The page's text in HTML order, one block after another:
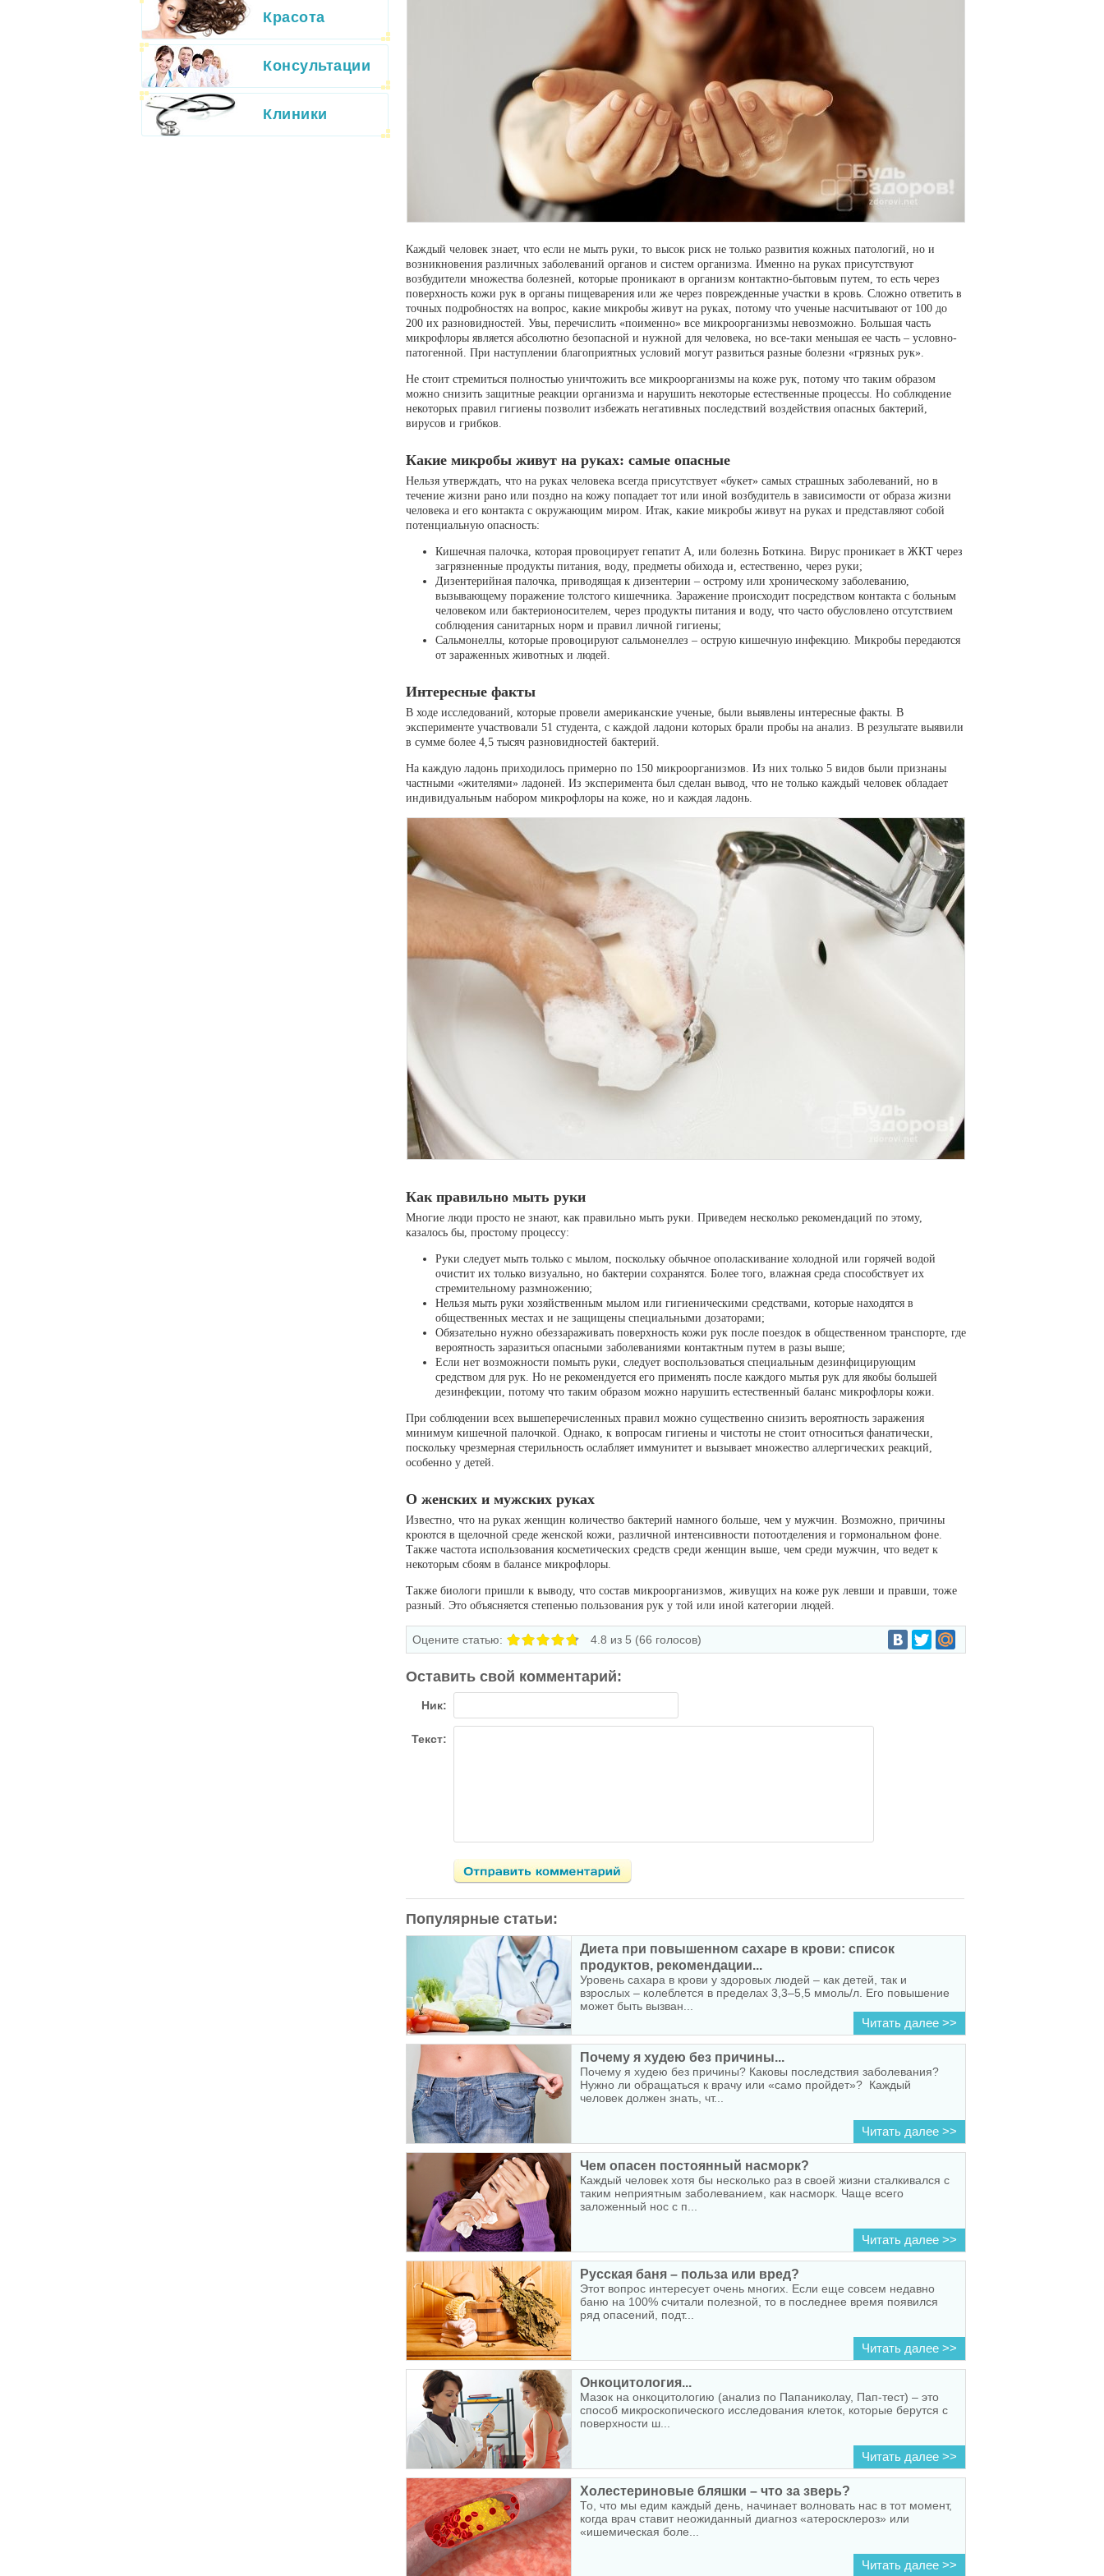
Каждый человек знает, что если не мыть руки, то высок риск не только развития кожных патологий, но и
возникновения различных заболеваний органов и систем организма. Именно на руках присутствуют
возбудители множества болезней, которые проникают в организм контактно-бытовым путем, то есть через
поверхность кожи рук в органы пищеварения или же через поврежденные участки в кровь. Сложно ответить в
точных подробностях на вопрос, какие микробы живут на руках, потому что ученые насчитывают от 100 до
200 их разновидностей. Увы, перечислить «поименно» все микроорганизмы невозможно. Большая часть
микрофлоры является абсолютно безопасной и нужной для человека, но все-таки меньшая ее часть – условно-
патогенной. При наступлении благоприятных условий могут развиться разные болезни «грязных рук».
Не стоит стремиться полностью уничтожить все микроорганизмы на коже рук, потому что таким образом
можно снизить защитные реакции организма и нарушить некоторые естественные процессы. Но соблюдение
некоторых правил гигиены позволит избежать негативных последствий воздействия опасных бактерий,
вирусов и грибков.
Какие микробы живут на руках: самые опасные
Нельзя утверждать, что на руках человека всегда присутствует «букет» самых страшных заболеваний, но в
течение жизни рано или поздно на кожу попадает тот или иной возбудитель в зависимости от образа жизни
человека и его контакта с окружающим миром. Итак, какие микробы живут на руках и представляют собой
потенциальную опасность:
Кишечная палочка, которая провоцирует гепатит А, или болезнь Боткина. Вирус проникает в ЖКТ через
загрязненные продукты питания, воду, предметы обихода и, естественно, через руки;
Дизентерийная палочка, приводящая к дизентерии – острому или хроническому заболеванию,
вызывающему поражение толстого кишечника. Заражение происходит посредством контакта с больным
человеком или бактерионосителем, через продукты питания и воду, что часто обусловлено отсутствием
соблюдения санитарных норм и правил личной гигиены;
Сальмонеллы, которые провоцируют сальмонеллез – острую кишечную инфекцию. Микробы передаются
от зараженных животных и людей.
Интересные факты
В ходе исследований, которые провели американские ученые, были выявлены интересные факты. В
эксперименте участвовали 51 студента, с каждой ладони которых брали пробы на анализ. В результате выявили
в сумме более 4,5 тысяч разновидностей бактерий.
На каждую ладонь приходилось примерно по 150 микроорганизмов. Из них только 5 видов были признаны
частными «жителями» ладоней. Из эксперимента был сделан вывод, что не только каждый человек обладает
индивидуальным набором микрофлоры на коже, но и каждая ладонь.
Как правильно мыть руки
Многие люди просто не знают, как правильно мыть руки. Приведем несколько рекомендаций по этому,
казалось бы, простому процессу:
Руки следует мыть только с мылом, поскольку обычное ополаскивание холодной или горячей водой
очистит их только визуально, но бактерии сохранятся. Более того, влажная среда способствует их
стремительному размножению;
Нельзя мыть руки хозяйственным мылом или гигиеническими средствами, которые находятся в
общественных местах и не защищены специальными дозаторами;
Обязательно нужно обеззараживать поверхность кожи рук после поездок в общественном транспорте, где
вероятность заразиться опасными заболеваниями контактным путем в разы выше;
Если нет возможности помыть руки, следует воспользоваться специальным дезинфицирующим
средством для рук. Но не рекомендуется его применять после каждого мытья рук для якобы большей
дезинфекции, потому что таким образом можно нарушить естественный баланс микрофлоры кожи.
При соблюдении всех вышеперечисленных правил можно существенно снизить вероятность заражения
минимум кишечной палочкой. Однако, к вопросам гигиены и чистоты не стоит относиться фанатически,
поскольку чрезмерная стерильность ослабляет иммунитет и вызывает множество аллергических реакций,
особенно у детей.
О женских и мужских руках
Известно, что на руках женщин количество бактерий намного больше, чем у мужчин. Возможно, причины
кроются в щелочной среде женской кожи, различной интенсивности потоотделения и гормональном фоне.
Также частота использования косметических средств среди женщин выше, чем среди мужчин, что ведет к
некоторым сбоям в балансе микрофлоры.
Также биологи пришли к выводу, что состав микроорганизмов, живущих на коже рук левши и правши, тоже
разный. Это объясняется степенью пользования рук у той или иной категории людей.
Оцените статью: 4.8 из 5 (66 голосов)
Оставить свой комментарий:
Ник:
Текст:
Популярные статьи:
Диета при повышенном сахаре в крови: список
продуктов, рекомендации...
Уровень сахара в крови у здоровых людей – как детей, так и
взрослых – колеблется в пределах 3,3–5,5 ммоль/л. Его повышение
может быть вызван...
Читать далее >>
Почему я худею без причины...
Почему я худею без причины? Каковы последствия заболевания?
Нужно ли обращаться к врачу или «само пройдет»? Каждый
человек должен знать, чт...
Читать далее >>
Чем опасен постоянный насморк?
Каждый человек хотя бы несколько раз в своей жизни сталкивался с
таким неприятным заболеванием, как насморк. Чаще всего
заложенный нос с п...
Читать далее >>
Русская баня – польза или вред?
Этот вопрос интересует очень многих. Если еще совсем недавно
баню на 100% считали полезной, то в последнее время появился
ряд опасений, подт...
Читать далее >>
Онкоцитология...
Мазок на онкоцитологию (анализ по Папаниколау, Пап-тест) – это
способ микроскопического исследования клеток, которые берутся с
поверхности ш...
Читать далее >>
Холестериновые бляшки – что за зверь?
То, что мы едим каждый день, начинает волновать нас в тот момент,
когда врач ставит неожиданный диагноз «атеросклероз» или
«ишемическая боле...
Читать далее >>
Красота
Консультации
Клиники